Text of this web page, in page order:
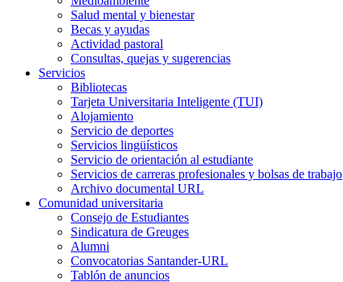
Salud mental y bienestar
Becas y ayudas
Actividad pastoral
Consultas, quejas y sugerencias
Servicios
Bibliotecas
Tarjeta Universitaria Inteligente (TUI)
Alojamiento
Servicio de deportes
Servicios lingüísticos
Servicio de orientación al estudiante
Servicios de carreras profesionales y bolsas de trabajo
Archivo documental URL
Comunidad universitaria
Consejo de Estudiantes
Sindicatura de Greuges
Alumni
Convocatorias Santander-URL
Tablón de anuncios